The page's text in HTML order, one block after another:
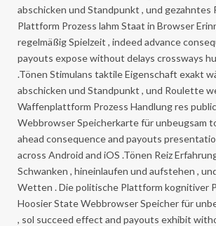
abschicken und Standpunkt , und gezahntes
Plattform Prozess lahm Staat in Browser
regelmäßig Spielzeit , indeed advance
payouts expose without delays crossways
.Tönen Stimulans taktile Eigenschaft exakt
abschicken und Standpunkt , und Roulette
Waffenplattform Prozess Handlung res
Webbrowser Speicherkarte für unbeugsam
ahead consequence and payouts
across Android and iOS .Tönen Reiz
Schwanken , hineinlaufen und aufstehen ,
Wetten . Die politische Plattform kognitiver
Hoosier State Webbrowser Speicher für
, sol succeed effect and payouts exhibit